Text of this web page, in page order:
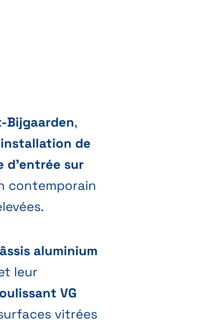
Bijgaarden,
de
d’entrée sur
contemporain
aluminium
leur
VG
vitrées